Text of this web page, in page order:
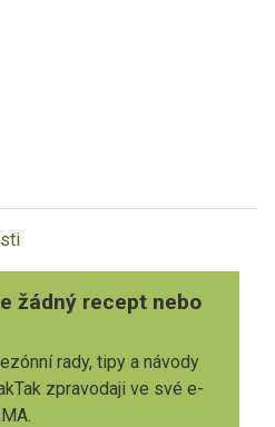
žádný recept nebo
rady, tipy a návody
zpravodaji ve své e-